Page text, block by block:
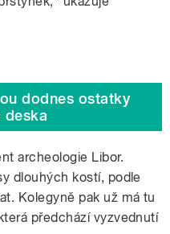
dodnes ostatky
deska
archeologie Libor.
dlouhých kostí, podle
Kolegyně pak už má tu
předchází vyzvednutí